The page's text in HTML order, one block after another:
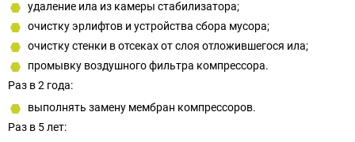
удаление ила из камеры стабилизатора;
очистку эрлифтов и устройства сбора мусора;
очистку стенки в отсеках от слоя отложившегося ила;
промывку воздушного фильтра компрессора.
Раз в 2 года:
выполнять замену мембран компрессоров.
Раз в 5 лет: